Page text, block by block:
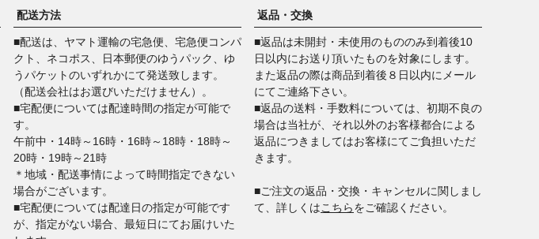
ップ
へ
配送方法
■配送は、ヤマト運輸の宅急便、宅急便コンパ
クト、ネコポス、日本郵便のゆうパック、ゆ
うパケットのいずれかにて発送致します。
（配送会社はお選びいただけません）。
■宅配便については配達時間の指定が可能で
す。
午前中・14時～16時・16時～18時・18時～
20時・19時～21時
＊地域・配送事情によって時間指定できない
場合がございます。
■宅配便については配達日の指定が可能です
が、指定がない場合、最短日にてお届けいた
返品・交換
■返品は未開封・未使用のもののみ到着後10
日以内にお送り頂いたものを対象にします。
また返品の際は商品到着後８日以内にメール
にてご連絡下さい。
■返品の送料・手数料については、初期不良の
場合は当社が、それ以外のお客様都合による
返品につきましてはお客様にてご負担いただ
きます。
■ご注文の返品・交換・キャンセルに関しまし
て、詳しくはこちらをご確認ください。